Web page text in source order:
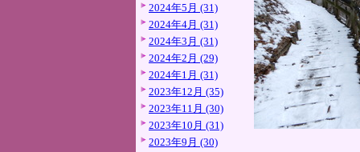
2024年5月 (31)
2024年4月 (31)
2024年3月 (31)
2024年2月 (29)
2024年1月 (31)
2023年12月 (35)
2023年11月 (30)
2023年10月 (31)
2023年9月 (30)